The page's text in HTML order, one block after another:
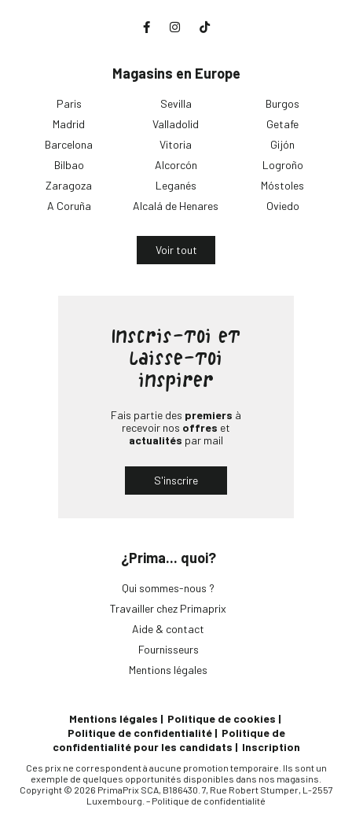
Magasins en Europe
Paris
Madrid
Barcelona
Bilbao
Zaragoza
A Coruña
Sevilla
Valladolid
Vitoria
Alcorcón
Leganés
Alcalá de Henares
Burgos
Getafe
Gijón
Logroño
Móstoles
Oviedo
Voir tout
¿Prima... quoi?
Qui sommes-nous ?
Travailler chez Primaprix
Aide & contact
Fournisseurs
Mentions légales
Inscris-toi et
laisse-toi
inspirer
Fais partie des premiers à
recevoir nos offres et
actualités par mail
S'inscrire
Mentions légales
Politique de cookies
Politique de confidentialité
Politique de
confidentialité pour les candidats
Inscription
Ces prix ne correspondent à aucune promotion temporaire. Ils sont un
exemple de quelques opportunités disponibles dans nos magasins.
Copyright © 2026 PrimaPrix SCA, B186430. 7, Rue Robert Stumper, L-2557
Luxembourg. – Politique de confidentialité